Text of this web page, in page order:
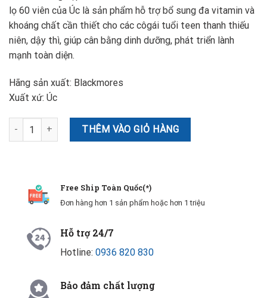
lọ 60 viên của Úc là sản phẩm hỗ trợ bổ sung đa vitamin và
khoáng chất cần thiết cho các côgái tuổi teen thanh thiếu
niên, dậy thì, giúp cân bằng dinh dưỡng, phát triển lành
mạnh toàn diện.
Hãng sản xuất: Blackmores
Xuất xứ: Úc
Vitamin Tổng Hợp Blackmores Multivitamin For Teen Girls số
THÊM VÀO GIỎ HÀNG
Free Ship Toàn Quốc(*)
Đơn hàng hơn 1 sản phẩm hoặc hơn 1 triệu
Hỗ trợ 24/7
Hotline: 0936 820 830
Bảo đảm chất lượng